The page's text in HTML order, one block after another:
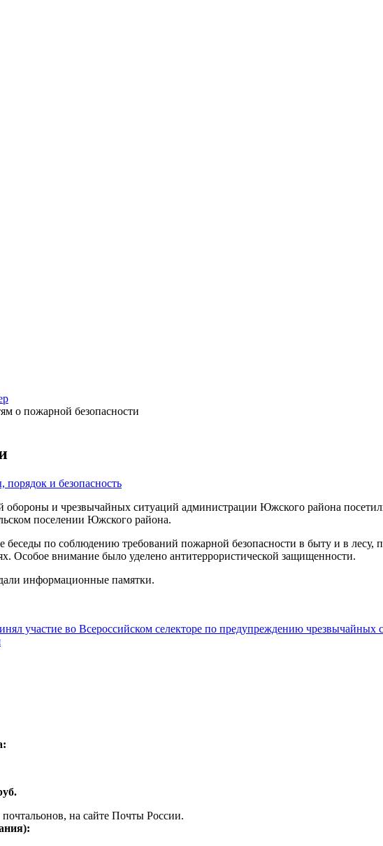
о пожарной безопасности
и безопасность
обороны и чрезвычайных ситуаций администрации Южского района
поселении Южского района.
по соблюдению требований пожарной безопасности в быту и в лесу,
Особое внимание было уделено антитеррористической защищенности.
информационные памятки.
участие во Всероссийском селекторе по предупреждению чрезвычайных
на сайте Почты России.